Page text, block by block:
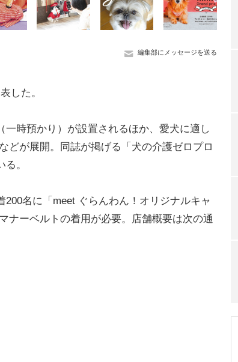
編集部にメッセージを送る
した。
時預かり）が設置されるほか、愛犬に適し
どが展開。同誌が掲げる「犬の介護ゼロプロ
。
名に「meet ぐらんわん！オリジナルキャ
ナーベルトの着用が必要。店舗概要は次の通